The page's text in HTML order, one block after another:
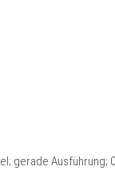
gerade Ausführung;